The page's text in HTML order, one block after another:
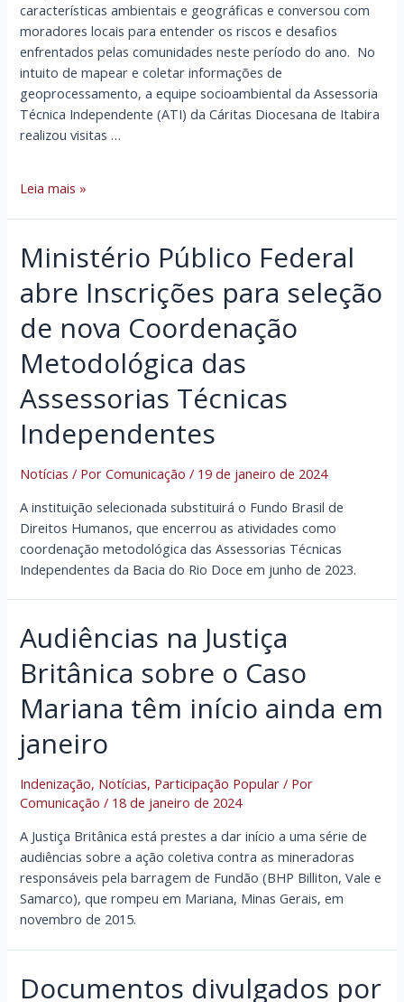
características ambientais e geográficas e conversou com
moradores locais para entender os riscos e desafios
enfrentados pelas comunidades neste período do ano. No
intuito de mapear e coletar informações de
geoprocessamento, a equipe socioambiental da Assessoria
Técnica Independente (ATI) da Cáritas Diocesana de Itabira
realizou visitas …
Equipe
ATI
da
Cáritas
de
Itabira
realiza
visitas
para
de
enchentes
em
comunidades
dos
Territórios
01
02
Leia mais »
Ministério Público Federal
abre Inscrições para seleção
de nova Coordenação
Metodológica das
Assessorias Técnicas
Independentes
Notícias / PorComunicação/ 19 de janeiro de 2024
A instituição selecionada substituirá o Fundo Brasil de
Direitos Humanos, que encerrou as atividades como
coordenação metodológica das Assessorias Técnicas
Independentes da Bacia do Rio Doce em junho de 2023.
Audiências na Justiça
Britânica sobre o Caso
Mariana têm início ainda em
janeiro
Indenização, Notícias, Participação Popular / Por
Comunicação/ 18 de janeiro de 2024
A Justiça Britânica está prestes a dar início a uma série de
audiências sobre a ação coletiva contra as mineradoras
responsáveis pela barragem de Fundão (BHP Billiton, Vale e
Samarco), que rompeu em Mariana, Minas Gerais, em
novembro de 2015.
Documentos divulgados por